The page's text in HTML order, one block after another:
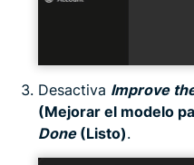
Desactiva Improve
(Mejorar el modelo
Done(Listo).